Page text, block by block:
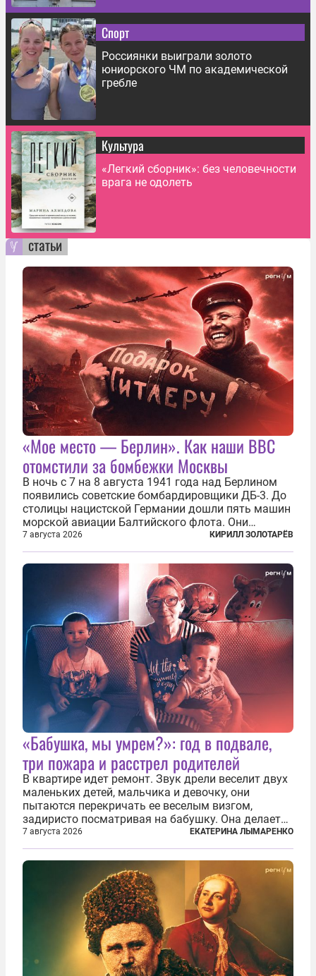
Спорт
Россиянки выиграли золото
юниорского ЧМ по академической
гребле
Культура
«Легкий сборник»: без человечности
врага не одолеть
статьи
«Мое место — Берлин». Как наши ВВС
отомстили за бомбежки Москвы
В ночь с 7 на 8 августа 1941 года над Берлином
появились советские бомбардировщики ДБ-3. До
столицы нацистской Германии дошли пять машин
морской авиации Балтийского флота. Они
сбросили бомбы на город, который в тот момент
жил в полной уверенности, что война идет где-то
далеко на востоке, Красная...
7 августа 2026 КИРИЛЛ ЗОЛОТАРЁВ
«Бабушка, мы умрем?»: год в подвале,
три пожара и расстрел родителей
В квартире идет ремонт. Звук дрели веселит двух
маленьких детей, мальчика и девочку, они
пытаются перекричать ее веселым визгом,
задиристо посматривая на бабушку. Она делает
им замечание, но внуки чувствуют, что она
сердится невсерьез. И это правда: дрель, конечно,
сверлит противно, но всё...
7 августа 2026 ЕКАТЕРИНА ЛЫМАРЕНКО